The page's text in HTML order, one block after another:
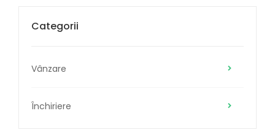
Categorii
Vânzare
Închiriere